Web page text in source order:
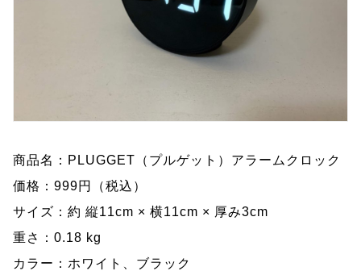
商品名：PLUGGET（プルゲット）アラームクロック
価格：999円（税込）
サイズ：約 縦11cm × 横11cm × 厚み3cm
重さ：0.18 kg
カラー：ホワイト、ブラック